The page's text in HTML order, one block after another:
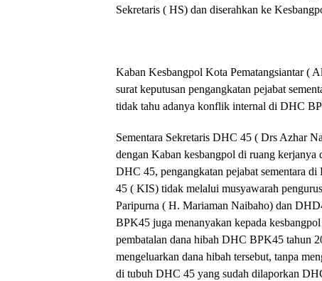
Sekretaris ( HS) dan diserahkan ke
Kaban Kesbangpol Kota Pematangsiantar (
surat keputusan pengangkatan pejabat
tidak tahu adanya konflik internal di DHC
Sementara Sekretaris DHC 45 ( Drs Azhar
dengan Kaban kesbangpol di ruang kerjanya
DHC 45, pengangkatan pejabat sementara
45 ( KIS) tidak melalui musyawarah
Paripurna ( H. Mariaman Naibaho) dan
BPK45 juga menanyakan kepada
pembatalan dana hibah DHC BPK45 tahun
mengeluarkan dana hibah tersebut, tanpa
di tubuh DHC 45 yang sudah dilaporkan